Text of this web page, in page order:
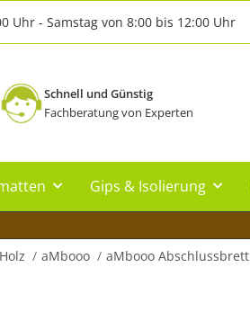
Uhr - Samstag von 8:00 bis 12:00 Uhr
Schnell und Günstig
Fachberatung von Experten
Gips & Isolierung
Holz aMbooo aMbooo Abschlussbrett